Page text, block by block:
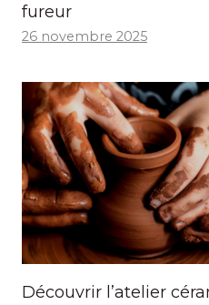
fureur
26 novembre 2025
Découvrir l’atelier